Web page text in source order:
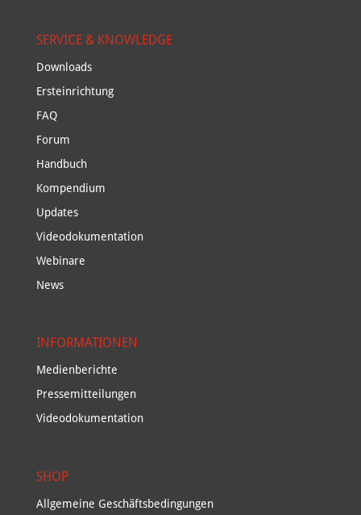
SERVICE & KNOWLEDGE
Downloads
Ersteinrichtung
FAQ
Forum
Handbuch
Kompendium
Updates
Videodokumentation
Webinare
News
INFORMATIONEN
Medienberichte
Pressemitteilungen
Videodokumentation
SHOP
Allgemeine Geschäftsbedingungen